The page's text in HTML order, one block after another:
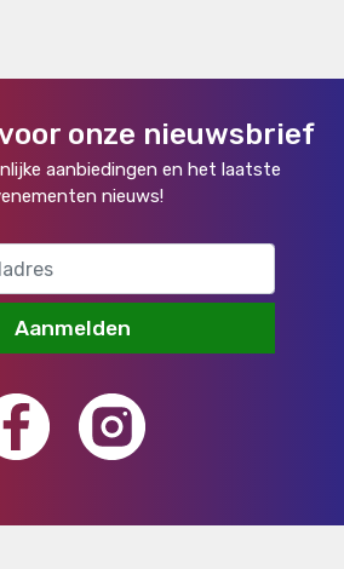
onze nieuwsbrief
aanbiedingen en het laatste
nieuws!
Aanmelden